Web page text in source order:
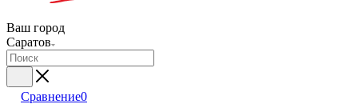
Ваш город
Саратов
Сравнение0